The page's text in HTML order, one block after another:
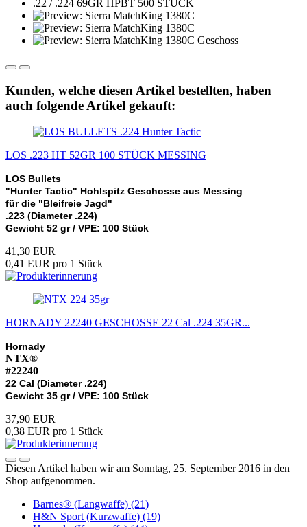
Kunden, welche diesen Artikel bestellten, haben
auch folgende Artikel gekauft:
LOS .223 HT 52GR 100 STÜCK MESSING
LOS Bullets
"Hunter Tactic" Hohlspitz Geschosse aus Messing
für die "Bleifreie Jagd"
.223 (Diameter .224)
Gewicht 52 gr / VPE: 100 Stück
41,30 EUR
0,41 EUR pro 1 Stück
HORNADY 22240 GESCHOSSE 22 Cal .224 35GR...
Hornady
NTX®
#22240
22 Cal (Diameter .224)
Gewicht 35 gr / VPE: 100 Stück
37,90 EUR
0,38 EUR pro 1 Stück
Diesen Artikel haben wir am Sonntag, 25. September 2016 in den
Shop aufgenommen.
Barnes® (Langwaffe) (21)
H&N Sport (Kurzwaffe) (19)